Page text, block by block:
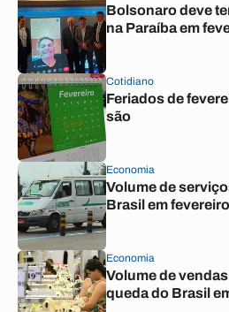
Bolsonaro deve
na Paraíba em
Cotidiano
Feriados de
são
Economia
Volume de
Brasil em fevereiro
Economia
Volume de
queda do Brasil